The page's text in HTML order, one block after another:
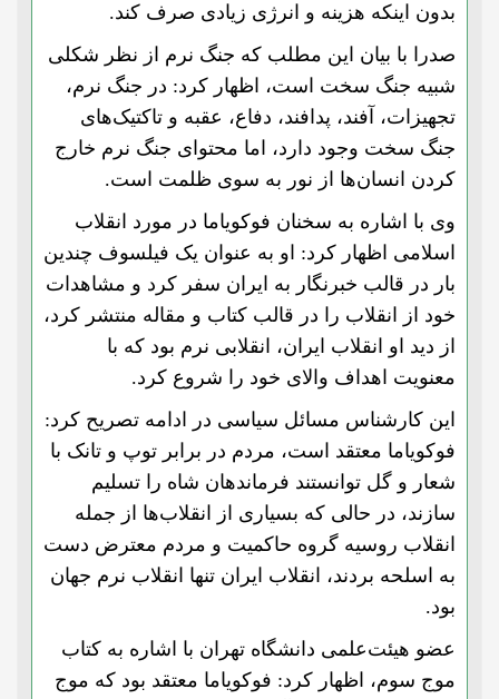
بدون اینکه هزینه و انرژی زیادی صرف کند.
صدرا با بیان این مطلب که جنگ نرم از نظر شکلی
شبیه جنگ سخت است، اظهار کرد: در جنگ نرم،
تجهیزات، آفند، پدافند، دفاع، عقبه و تاکتیک‌های
جنگ سخت وجود دارد، اما محتوای جنگ نرم خارج
کردن انسان‌ها از نور به سوی ظلمت است.
وی با اشاره به سخنان فوکویاما در مورد انقلاب
اسلامی اظهار کرد: او به عنوان یک فیلسوف چندین
بار در قالب خبرنگار به ایران سفر کرد و مشاهدات
خود از انقلاب را در قالب کتاب و مقاله منتشر کرد،
از دید او انقلاب ایران، انقلابی نرم بود که با
معنویت اهداف والای خود را شروع کرد.
این کارشناس مسائل سیاسی در ادامه تصریح کرد:
فوکویاما معتقد است، مردم در برابر توپ و تانک با
شعار و گل توانستند فرماندهان شاه را تسلیم
سازند، در حالی که بسیاری از انقلاب‌ها از جمله
انقلاب روسیه گروه حاکمیت و مردم معترض دست
به اسلحه بردند، انقلاب ایران تنها انقلاب نرم جهان
بود.
عضو هیئت‌علمی دانشگاه تهران با اشاره به کتاب
موج سوم، اظهار کرد: فوکویاما معتقد بود که موج